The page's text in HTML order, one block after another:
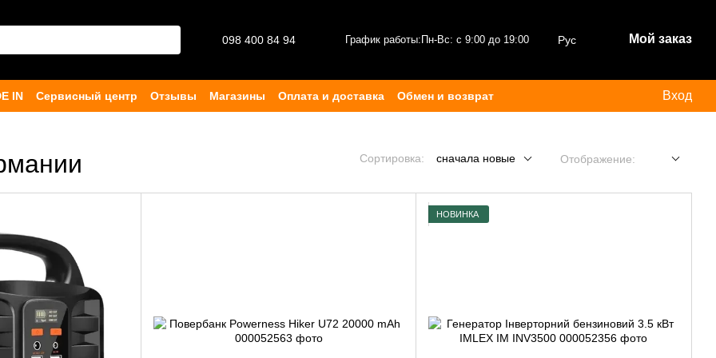
098 400 84 94‬ График работы: Пн-Вс: с 9:00 до 19:00 Рус Мой заказ
IN Сервисный центр Отзывы Магазины Оплата и доставка
Обмен и возврат
Вход
Сортировка: сначала новые Отображение:
НОВИНКА